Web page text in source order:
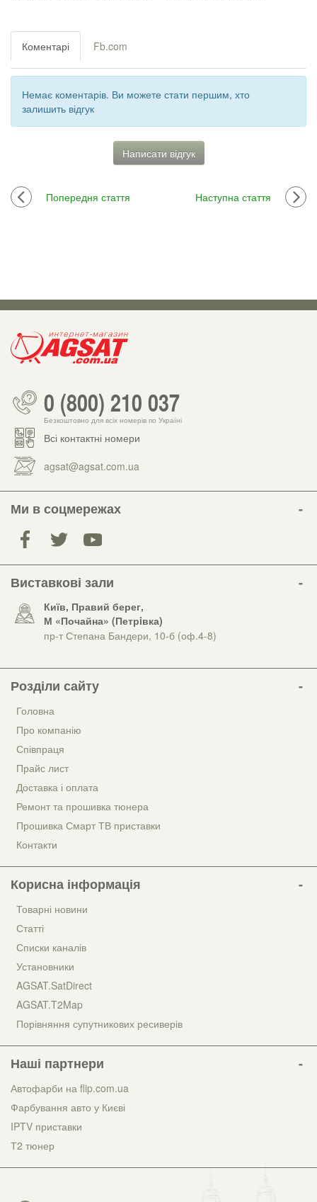
Коментарі Fb.com
Немає коментарів. Ви можете стати першим, хто
залишить відгук
Написати відгук
Попередня стаття Наступна стаття
0 (800) 210 037
Безкоштовно для всіх номерів по Україні
Всі контактні номери
agsat@agsat.com.ua
Ми в соцмережах
Виставкові зали
Київ, Правий берег,
М «Почайна» (Петрiвка)
пр-т Степана Бандери, 10-б (оф.4-8)
Розділи сайту
Головна
Про компанію
Співпраця
Прайс лист
Доставка і оплата
Ремонт та прошивка тюнера
Прошивка Смарт ТВ приставки
Контакти
Корисна інформація
Товарні новини
Статті
Списки каналів
Установники
AGSAT.SatDirect
AGSAT.T2Map
Порівняння супутникових ресиверів
Наші партнери
Автофарби на flip.com.ua
Фарбування авто у Києві
IPTV приставки
Т2 тюнер